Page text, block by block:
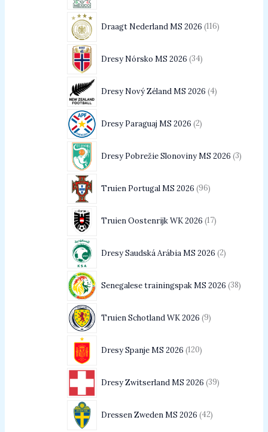
Draagt Nederland MS 2026 116
Dresy Nórsko MS 2026 34
Dresy Nový Zéland MS 2026 4
Dresy Paraguaj MS 2026 2
Dresy Pobrežie Slonoviny MS 2026 3
Truien Portugal MS 2026 96
Truien Oostenrijk WK 2026 17
Dresy Saudská Arábia MS 2026 2
Senegalese trainingspak MS 2026 38
Truien Schotland WK 2026 9
Dresy Spanje MS 2026 120
Dresy Zwitserland MS 2026 39
Dressen Zweden MS 2026 42